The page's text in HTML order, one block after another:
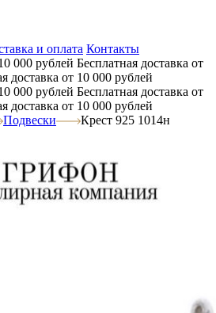
и оплата Контакты
000 рублей Бесплатная доставка от
доставка от 10 000 рублей
000 рублей Бесплатная доставка от
доставка от 10 000 рублей
Подвески Крест 925 1014н